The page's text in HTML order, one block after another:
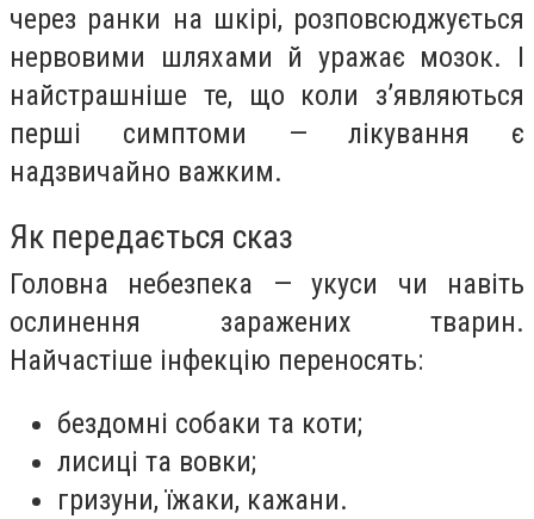
через ранки на шкірі, розповсюджується
нервовими шляхами й уражає мозок. І
найстрашніше те, що коли з’являються
перші симптоми — лікування є
надзвичайно важким.
Як передається сказ
Головна небезпека — укуси чи навіть
ослинення заражених тварин.
Найчастіше інфекцію переносять:
бездомні собаки та коти;
лисиці та вовки;
гризуни, їжаки, кажани.